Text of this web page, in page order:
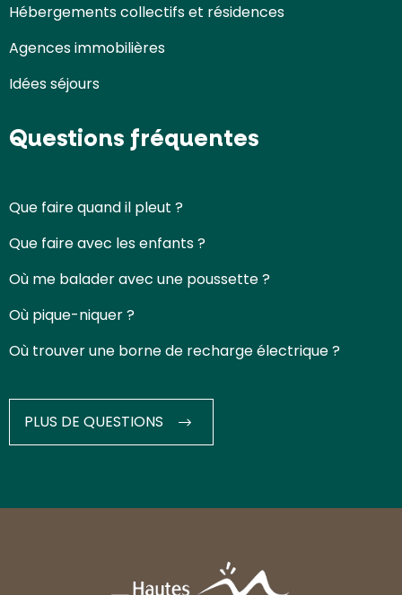
Hébergements collectifs et résidences
Agences immobilières
Idées séjours
Questions fréquentes
Que faire quand il pleut ?
Que faire avec les enfants ?
Où me balader avec une poussette ?
Où pique-niquer ?
Où trouver une borne de recharge électrique ?
PLUS DE QUESTIONS